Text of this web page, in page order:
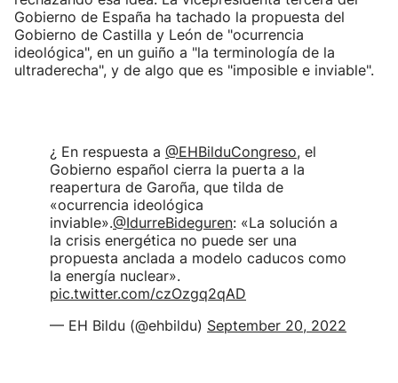
Gobierno de España ha tachado la propuesta del
Gobierno de Castilla y León de "ocurrencia
ideológica", en un guiño a "la terminología de la
ultraderecha", y de algo que es "imposible e inviable".
¿ En respuesta a @EHBilduCongreso, el
Gobierno español cierra la puerta a la
reapertura de Garoña, que tilda de
«ocurrencia ideológica
inviable».@IdurreBideguren: «La solución a
la crisis energética no puede ser una
propuesta anclada a modelo caducos como
la energía nuclear».
pic.twitter.com/czOzgq2qAD
— EH Bildu (@ehbildu) September 20, 2022